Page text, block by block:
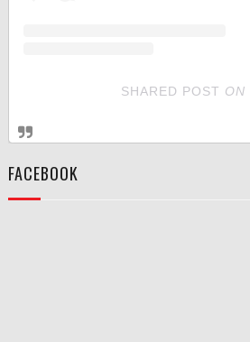
SHARED POST ON
FACEBOOK